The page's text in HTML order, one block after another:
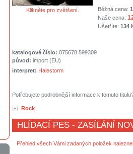
Klikněte pro zvětšení. Běžná cena:
Naše cena:
Ušetříte: 134
katalogové číslo: 075678 599309
původ: import (EU)
interpret: Halestorm
Potřebujete podrobnější informace k tomuto
Rock
HLÍDACÍ PES - ZASÍLÁNÍ
Přehled všech Vámi zadaných položek